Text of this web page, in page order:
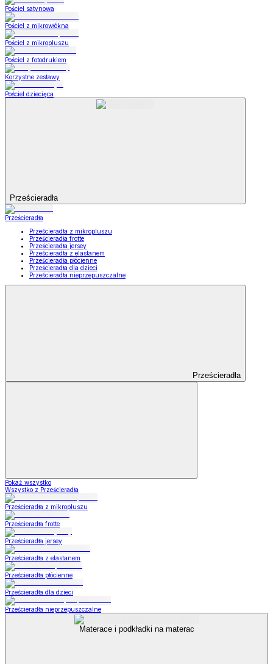
Pościel satynowa
Pościel z mikrowłókna
Pościel z mikropluszu
Pościel z fotodrukiem
Korzystne zestawy
Pościel dziecięca
Prześcieradła
Prześcieradła
Prześcieradła z mikropluszu
Prześcieradła frotte
Prześcieradła jersey
Prześcieradła z elastanem
Prześcieradła płócienne
Prześcieradła dla dzieci
Prześcieradła nieprzepuszczalne
Prześcieradła
Pokaż wszystko
Wszystko z Prześcieradła
Prześcieradła z mikropluszu
Prześcieradła frotte
Prześcieradła jersey
Prześcieradła z elastanem
Prześcieradła płócienne
Prześcieradła dla dzieci
Prześcieradła nieprzepuszczalne
Materace i podkładki na materac